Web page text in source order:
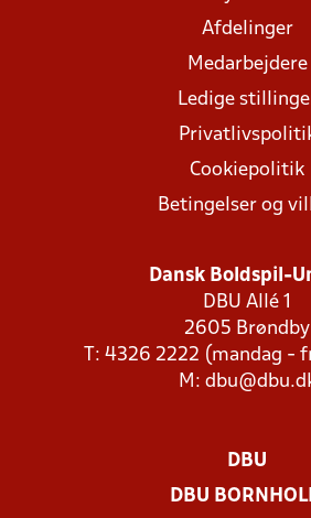
Afdelinger
Medarbejdere
Ledige
Cookiepolitik
Betingelser og
Dansk Boldspil-
DBU Allé 1
2605 Brøndby
T: 4326 2222 (mandag -
M:
DBU
DBU